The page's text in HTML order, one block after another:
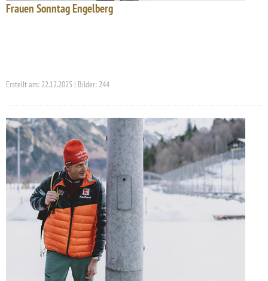
Frauen Sonntag Engelberg
Erstellt am: 22.12.2025 | Bilder: 244